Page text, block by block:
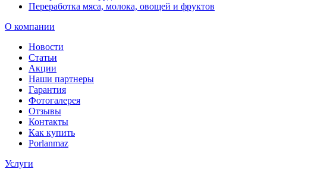
Переработка мяса, молока, овощей и фруктов
О компании
Новости
Статьи
Акции
Наши партнеры
Гарантия
Фотогалерея
Отзывы
Контакты
Как купить
Porlanmaz
Услуги